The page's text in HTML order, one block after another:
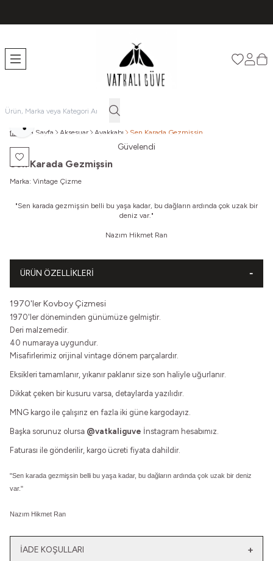
Favorilerim
Ana Sayfa Aksesuar Ayakkabı Sen Karada Gezmişsin
Güvelendi
Favoriye Ekle
Paylaş
Sen Karada Gezmişsin
Marka: Vintage Çizme
"Sen karada gezmişsin belli bu yaşa kadar, bu dağların ardında çok uzak bir
deniz var."
Nazım Hikmet Ran
ÜRÜN ÖZELLIKLERI
1970'ler Kovboy Çizmesi
1970'ler döneminden günümüze gelmiştir.
Deri malzemedir.
40 numaraya uygundur.
Misafirlerimiz orijinal vintage dönem parçalardır.
Eksikleri tamamlanır, yıkanır paklanır size son haliyle uğurlanır.
Dikkat çeken bir kusuru varsa, detaylarda yazılıdır.
MNG kargo ile çalışırız en fazla iki güne kargodayız.
Başka sorunuz olursa @vatkaliguve İnstagram hesabımız.
Faturası ile gönderilir, kargo ücreti fiyata dahildir.
"Sen karada gezmişsin belli bu yaşa kadar, bu dağların ardında çok uzak bir deniz
var."
Nazım Hikmet Ran
İADE KOŞULLARI